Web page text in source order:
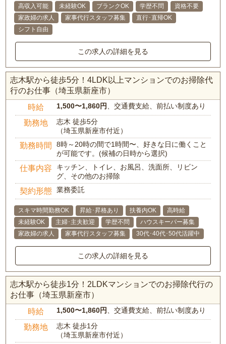
高収入可能
未経験OK ブランクOK 学歴不問
資格不要
家政婦の求人
家事代行スタッフ募集
直行･直帰OK
シフト自由
この求人の詳細を見る
志木駅から徒歩5分！4LDK以上マンションでのお掃除代
行のお仕事（埼玉県新座市）
時給 1,500〜1,860円、交通費支給、前払い制度あり
勤務地
志木 徒歩5分
（埼玉県新座市付近）
勤務時間
8時～20時の間で1時間〜、好きな日に働くこと
が可能です。(候補の日時から選択)
仕事内容
キッチン、トイレ、お風呂、洗面所、リビン
グ、その他のお掃除
契約形態 業務委託
スキマ時間勤務OK 昇給･昇格あり 扶養内OK
高時給
未経験OK
主婦･主夫歓迎 学歴不問
ハウスキーパー募集
家政婦の求人
家事代行スタッフ募集 30代･40代･50代活躍中
この求人の詳細を見る
志木駅から徒歩1分！2LDKマンションでのお掃除代行の
お仕事（埼玉県新座市）
時給 1,500〜1,860円、交通費支給、前払い制度あり
勤務地
志木 徒歩1分
（埼玉県新座市付近）